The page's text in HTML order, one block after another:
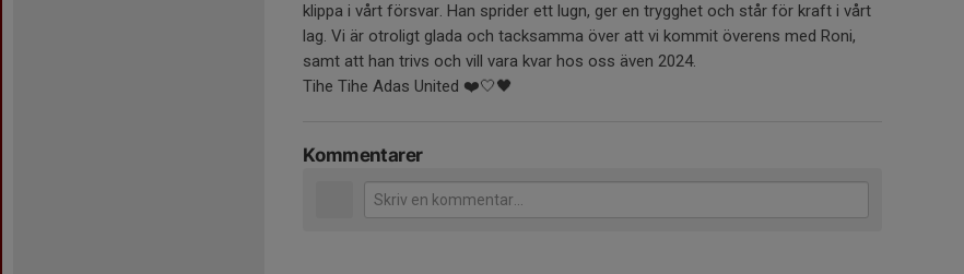
klippa i vårt försvar. Han sprider ett lugn, ger en trygghet och står för kraft i vårt
lag. Vi är otroligt glada och tacksamma över att vi kommit överens med Roni,
samt att han trivs och vill vara kvar hos oss även 2024.
Tihe Tihe Adas United ❤️🤍🖤
Kommentarer